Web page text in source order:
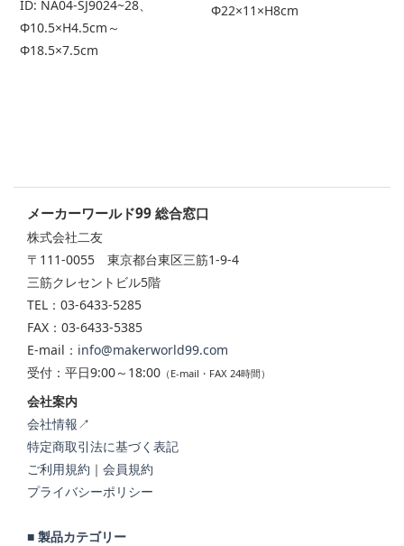
ID: NA04-SJ9024~28、
Φ10.5×H4.5cm～
Φ18.5×7.5cm
Φ22×11×H8cm
メーカーワールド99 総合窓口
株式会社二友
〒111-0055 東京都台東区三筋1-9-4
三筋クレセントビル5階
TEL：03-6433-5285
FAX：03-6433-5385
E-mail： info@makerworld99.com
受付：平日9:00～18:00 （E-mail・FAX 24時間）
会社案内
会社情報↗
特定商取引法に基づく表記
ご利用規約 ｜ 会員規約
プライバシーポリシー
■ 製品カテゴリー